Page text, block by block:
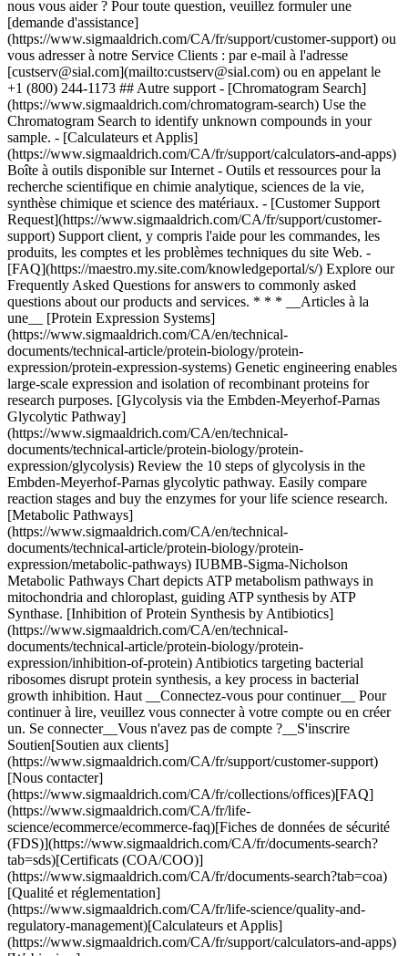
* * * __Articles à la
une__ [Protein Expression Systems]
(https://www.sigmaaldrich.com/CA/en/technical-
documents/technical-article/protein-biology/protein-
expression/protein-expression-systems) Genetic engineering enables
large-scale expression and isolation of recombinant proteins for
research purposes. [Glycolysis via the Embden-Meyerhof-Parnas
Glycolytic Pathway]
(https://www.sigmaaldrich.com/CA/en/technical-
documents/technical-article/protein-biology/protein-
expression/glycolysis) Review the 10 steps of glycolysis in the
Embden-Meyerhof-Parnas glycolytic pathway. Easily compare
reaction stages and buy the enzymes for your life science research.
[Metabolic Pathways]
(https://www.sigmaaldrich.com/CA/en/technical-
documents/technical-article/protein-biology/protein-
expression/metabolic-pathways) IUBMB-Sigma-Nicholson
Metabolic Pathways Chart depicts ATP metabolism pathways in
mitochondria and chloroplast, guiding ATP synthesis by ATP
Synthase. [Inhibition of Protein Synthesis by Antibiotics]
(https://www.sigmaaldrich.com/CA/en/technical-
documents/technical-article/protein-biology/protein-
expression/inhibition-of-protein) Antibiotics targeting bacterial
ribosomes disrupt protein synthesis, a key process in bacterial
growth inhibition. Haut __Connectez-vous pour continuer__ Pour
continuer à lire, veuillez vous connecter à votre compte ou en créer
un. Se connecter__Vous n'avez pas de compte ?__S'inscrire
Soutien[Soutien aux clients]
(https://www.sigmaaldrich.com/CA/fr/support/customer-support)
[Nous contacter]
(https://www.sigmaaldrich.com/CA/fr/collections/offices)[FAQ]
(https://www.sigmaaldrich.com/CA/fr/life-
science/ecommerce/ecommerce-faq)[Fiches de données de sécurité
(FDS)](https://www.sigmaaldrich.com/CA/fr/documents-search?
tab=sds)[Certificats (COA/COO)]
(https://www.sigmaaldrich.com/CA/fr/documents-search?tab=coa)
[Qualité et réglementation]
(https://www.sigmaaldrich.com/CA/fr/life-science/quality-and-
regulatory-management)[Calculateurs et Applis]
(https://www.sigmaaldrich.com/CA/fr/support/calculators-and-apps)